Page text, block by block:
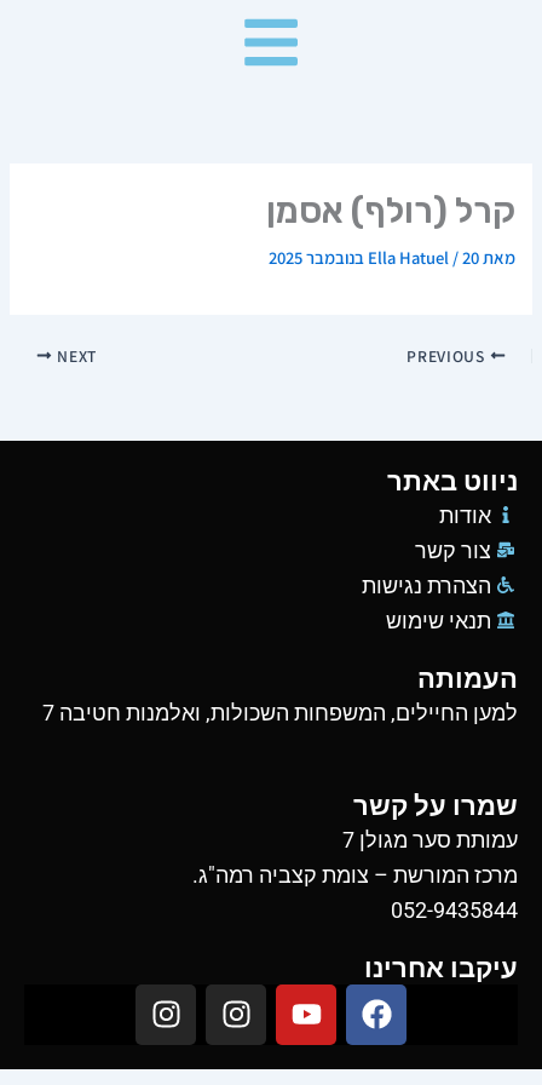
קרל (רולף) אסמן
מאת Ella Hatuel /20 בנובמבר 2025
NEXT
ניווט באתר
אודות
צור קשר
הצהרת נגישות
תנאי שימוש
העמותה
למען החיילים, המשפחות השכולות, ואלמנות חטיבה 7
שמרו על קשר
עמותת סער מגולן 7
מרכז המורשת – צומת קצביה רמה"ג.
052-9435844
עיקבו אחרינו
F
a
c
Y
o
u
I
n
s
I
n
s